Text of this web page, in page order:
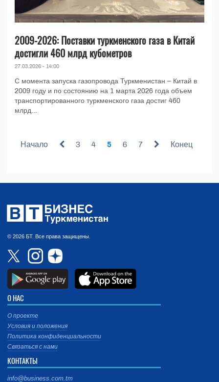
2009-2026: Поставки туркменского газа в Китай
достигли 460 млрд кубометров
27.03.2026 - 14:00
С момента запуска газопровода Туркменистан – Китай в
2009 году и по состоянию на 1 марта 2026 года объем
транспортированного туркменского газа достиг 460
млрд...
Начало 3 4 5 6 7 Конец
© 2026 БТ. Все права защищены.
О НАС
О проекте
Условия и положения
Политика конфиденциальности
Связаться с нами
КОНТАКТЫ
info@business.com.tm